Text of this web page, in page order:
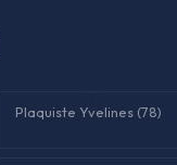
Plaquiste Yvelines (78)